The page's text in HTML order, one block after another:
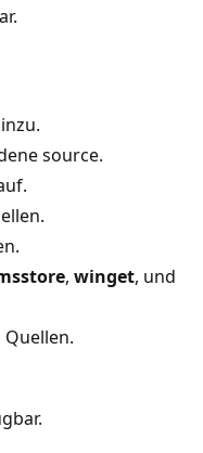
source.
, winget, und